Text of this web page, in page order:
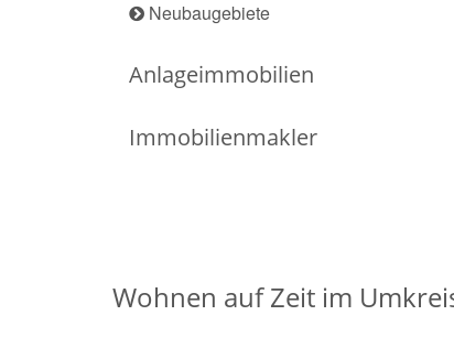
Neubaugebiete
Anlageimmobilien
Immobilienmakler
Wohnen auf Zeit im